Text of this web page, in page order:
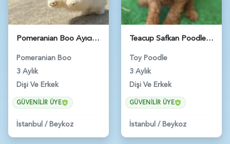
Pomeranian Boo Ayıcık Surat Yavrularımız - 6025
Pomeranian Boo
3 Aylık
Dişi Ve Erkek
GÜVENILIR ÜYE
İstanbul / Beykoz
Teacup Safkan Poodle Yavrularımız - 5971
Toy Poodle
3 Aylık
Dişi Ve Erkek
GÜVENILIR ÜYE
İstanbul / Beykoz